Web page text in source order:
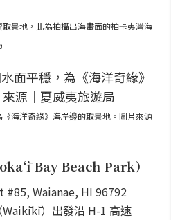
景地，此為拍攝出海畫面的柏卡夷灣海
海洋奇緣》海岸邊的取景地。圖片來源
Bay Beach Park）
#85, Waianae, HI 96792
）出發沿 H-1 高速